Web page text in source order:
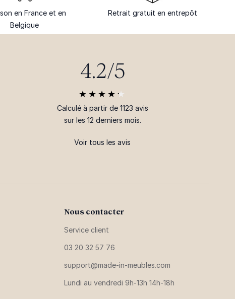
en France et en
Belgique
Retrait gratuit en entrepôt
4.2/5
Calculé à partir de 1123 avis
sur les 12 derniers mois.
Voir tous les avis
Nous contacter
Service client
03 20 32 57 76
support@made-in-meubles.com
Lundi au vendredi 9h-13h 14h-18h